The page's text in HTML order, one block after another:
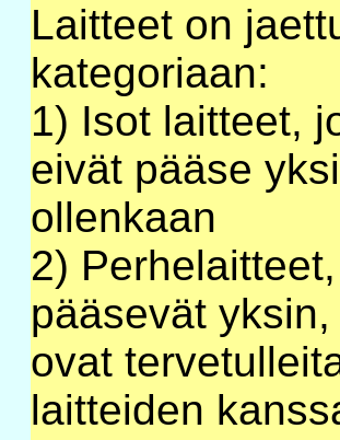
Laitteet on
kategoriaan:
1) Isot laitteet,
eivät pääse
ollenkaan
2)
pääsevät
ovat
laitteiden